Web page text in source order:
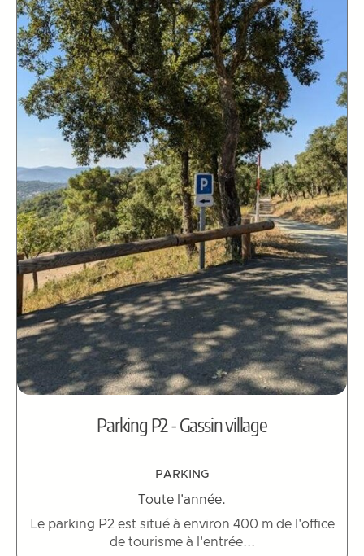
Parking P2 - Gassin village
PARKING
Toute l'année.
Le parking P2 est situé à environ 400 m de l'office
de tourisme à l'entrée...